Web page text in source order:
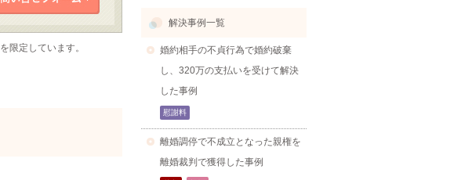
限定しています。
解決事例一覧
婚約相手の不貞行為で婚約破棄
し、320万の支払いを受けて解決
した事例
慰謝料
離婚調停で不成立となった親権を
離婚裁判で獲得した事例